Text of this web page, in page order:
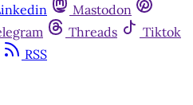
Mastodon
Threads
Tiktok
RSS